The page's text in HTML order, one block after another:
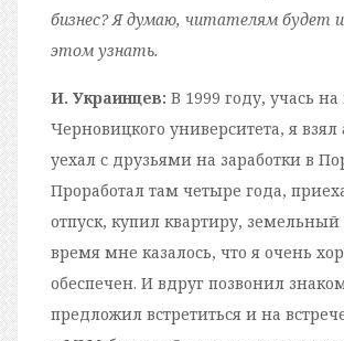
бизнес? Я думаю, читателям будет
этом узнать.
И. Украинцев: В 1999 году, учась на
Черновицкого университета, я
уехал с друзьями на заработки в
Проработал там четыре года,
отпуск, купил квартиру, земельный
время мне казалось, что я очень
обеспечен. И вдруг позвонил
предложил встретиться и на